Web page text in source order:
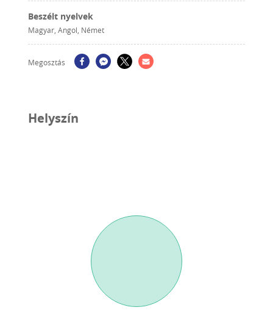
Beszélt nyelvek
Magyar, Angol, Német
Megosztás
Helyszín